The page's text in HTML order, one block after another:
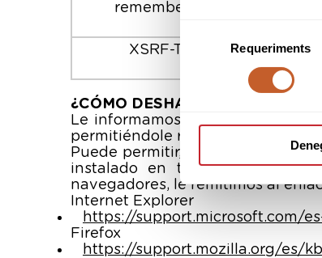
de
consentiment
Requeriments
remember_token
XSRF-TOKEN 1
¿CÓMO DESHABILITAR Y
Le informamos que, en
permitiéndole rechazar la
Puede permitir, bloquear o
instalado en tu ordenador.
navegadores, le remitimos al
Internet Explorer
https://support.microsoft.com/
Firefox
https://support.mozilla.org/es/